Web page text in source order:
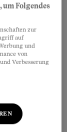
. Einzig in
in
sie
Möbel
um Folgendes
zur
auf
und
von
Verbesserung